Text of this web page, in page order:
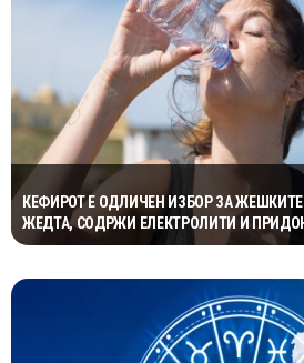
КЕФИРОТ Е ОДЛИЧЕН ИЗБОР ЗА ЖЕШКИТЕ
ЖЕДТА, СОДРЖИ ЕЛЕКТРОЛИТИ И
ДИГЕСТИЈА